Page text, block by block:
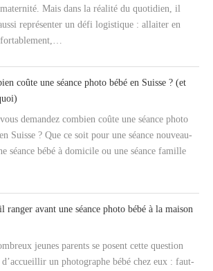
Mais dans la réalité du quotidien, il
représenter un défi logistique : allaiter en
coûte une séance photo bébé en Suisse ? (et
demandez combien coûte une séance photo
Suisse ? Que ce soit pour une séance nouveau-
séance bébé à domicile ou une séance famille
ranger avant une séance photo bébé à la maison
jeunes parents se posent cette question
d’accueillir un photographe bébé chez eux : faut-